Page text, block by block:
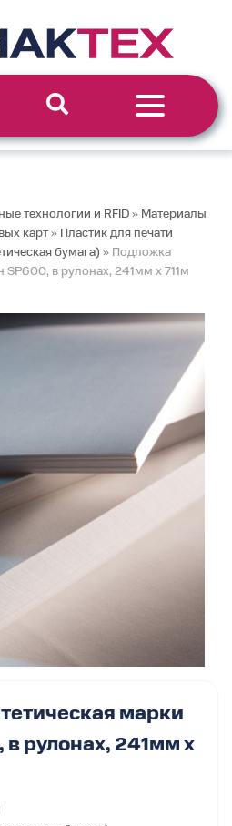
технологии и RFID » Материалы
карт » Пластик для печати
бумага) » Подложка
SP600, в рулонах, 241мм х 711м
марки
в рулонах, 241мм х